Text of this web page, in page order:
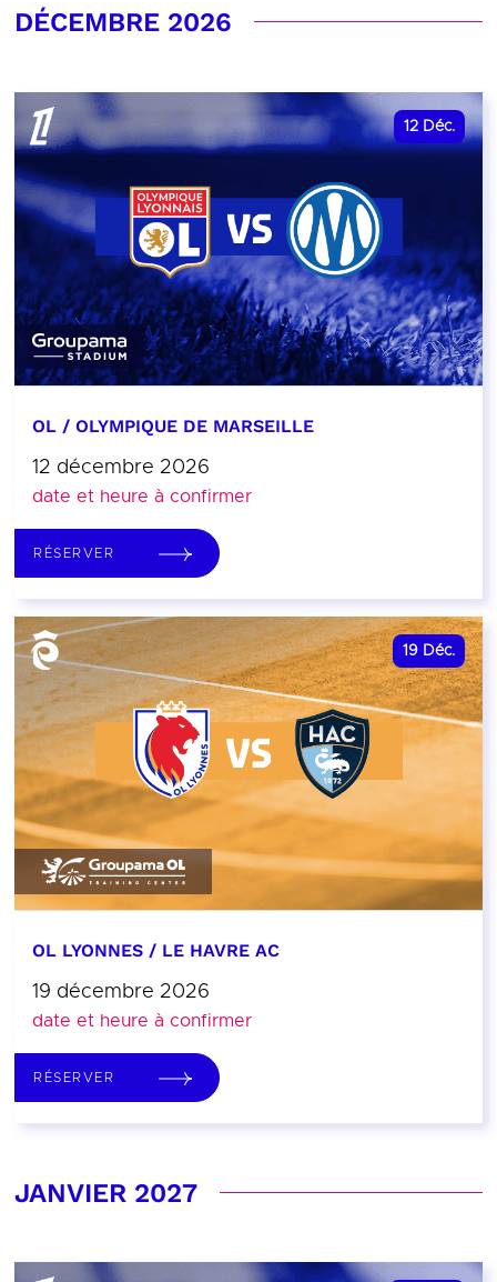
DÉCEMBRE 2026
12 Déc.
OL / OLYMPIQUE DE MARSEILLE
12 décembre 2026
date et heure à confirmer
RÉSERVER
19 Déc.
OL LYONNES / LE HAVRE AC
19 décembre 2026
date et heure à confirmer
RÉSERVER
JANVIER 2027